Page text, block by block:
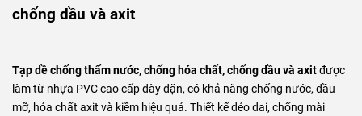
chống dầu và axit
Tạp dề chống thấm nước, chống hóa chất, chống dầu và axitđược
làm từ nhựa PVC cao cấp dày dặn, có khả năng chống nước, dầu
mỡ, hóa chất axit và kiềm hiệu quả. Thiết kế dẻo dai, chống mài